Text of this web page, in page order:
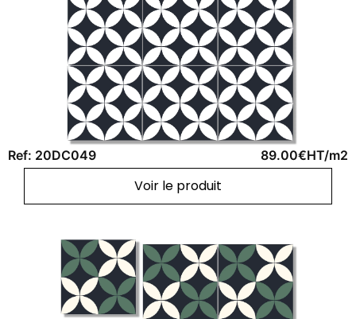
Ref: 20DC049 89.00€HT/m2
Voir le produit